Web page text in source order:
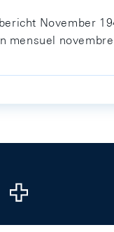
November
mensuel novembre
www.youtube.com/